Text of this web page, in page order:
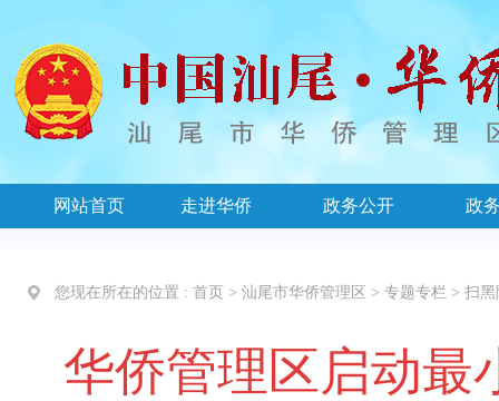
网站首页 走进华侨 政务公开 政
您现在所在的位置 : 首页 > 汕尾市华侨管理区 > 专题专栏 > 扫黑
华侨管理区启动最